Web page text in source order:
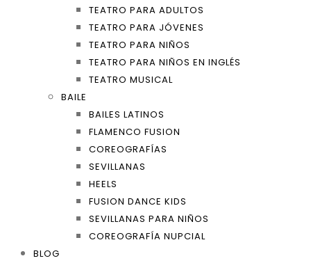
TEATRO PARA ADULTOS
TEATRO PARA JÓVENES
TEATRO PARA NIÑOS
TEATRO PARA NIÑOS EN INGLÉS
TEATRO MUSICAL
BAILE
BAILES LATINOS
FLAMENCO FUSION
COREOGRAFÍAS
SEVILLANAS
HEELS
FUSION DANCE KIDS
SEVILLANAS PARA NIÑOS
COREOGRAFÍA NUPCIAL
BLOG